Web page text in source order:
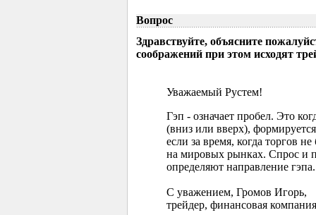
Вопрос
Здравствуйте, объясните
соображений при этом исходят
Уважаемый Рустем!
Гэп - означает пробел. Это
(вниз или вверх),
если за время, когда торгов
на мировых рынках. Спрос и
определяют направление гэпа.
С уважением, Громов Игорь,
трейдер, финансовая